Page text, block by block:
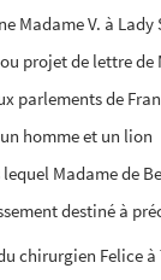
Madame V. à
ou projet de lettre
parlements de
un homme et un lion
lequel Madame de
destiné à
chirurgien Felice